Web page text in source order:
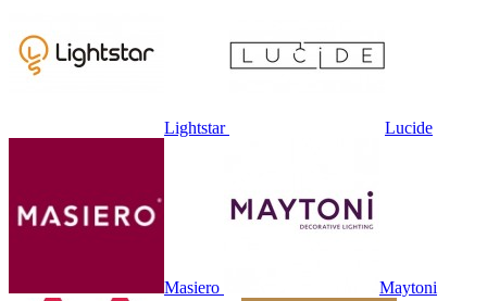
Lightstar Lucide
Masiero Maytoni